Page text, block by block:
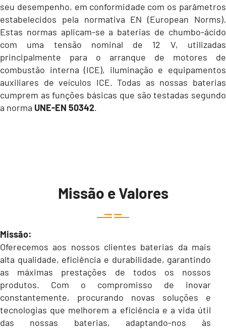
seu desempenho, em conformidade com os parâmetros
estabelecidos pela normativa EN (European Norms).
Estas normas aplicam-se a baterias de chumbo-ácido
com uma tensão nominal de 12 V, utilizadas
principalmente para o arranque de motores de
combustão interna (ICE), iluminação e equipamentos
auxiliares de veículos ICE. Todas as nossas baterias
cumprem as funções básicas que são testadas segundo
a norma UNE-EN 50342.
Missão e Valores
Missão:
Oferecemos aos nossos clientes baterias da mais
alta qualidade, eficiência e durabilidade, garantindo
as máximas prestações de todos os nossos
produtos. Com o compromisso de inovar
constantemente, procurando novas soluções e
tecnologias que melhorem a eficiência e a vida útil
das nossas baterias, adaptando-nos às